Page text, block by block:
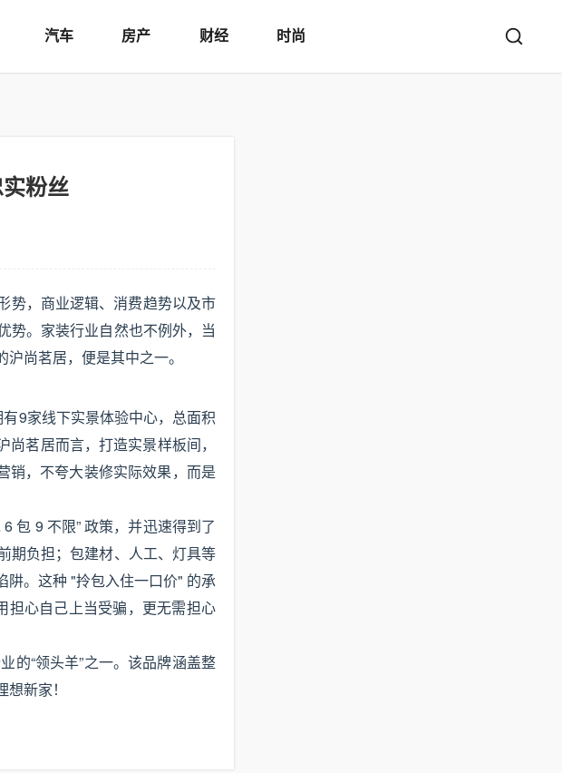
汽车 房产 财经 时尚
粉丝
势，商业逻辑、消费趋势以及市
势。家装行业自然也不例外，当
尚茗居，便是其中之一。
9家线下实景体验中心，总面积
茗居而言，打造实景样板间，
销，不夸大装修实际效果，而是
包 9 不限” 政策，并迅速得到了
期负担；包建材、人工、灯具等
阱。这种 "拎包入住一口价" 的承
担心自己上当受骗，更无需担心
的“领头羊”之一。该品牌涵盖整
新家！